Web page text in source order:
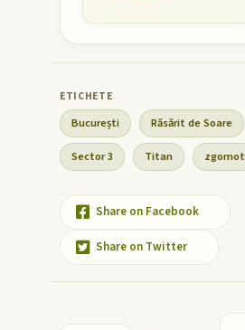
București Răsărit de Soare
Sector 3 Titan zgomot
Share on Facebook
Share on Twitter